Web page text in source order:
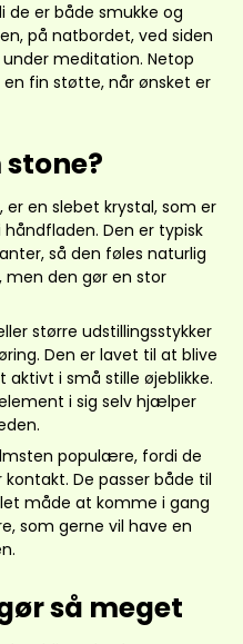
er både smukke og
på natbordet, ved siden
meditation. Netop
fin støtte, når ønsket er
en slebet krystal, som er
Den er typisk
så den føles naturlig
men den gør en stor
større udstillingsstykker
Den er lavet til at blive
i små stille øjeblikke.
i sig selv hjælper
populære, fordi de
De passer både til
måde at komme i gang
som gerne vil have en
så meget